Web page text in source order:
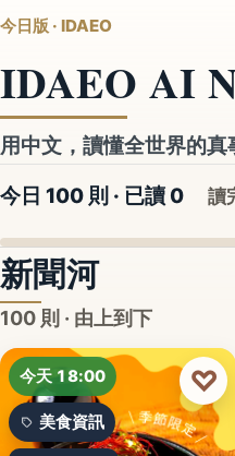
今日版 · IDAEO
IDAEO AI
用中文，讀懂全世界的真
今日 100 則 · 已讀 0 讀
新聞河
100 則 · 由上到下
今天 18:00
美食資訊
♡